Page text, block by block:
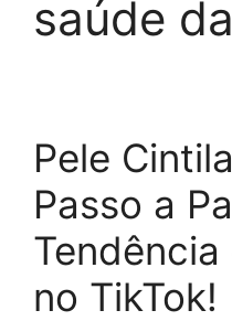
saúde
Pele
Passo a
no TikTok!